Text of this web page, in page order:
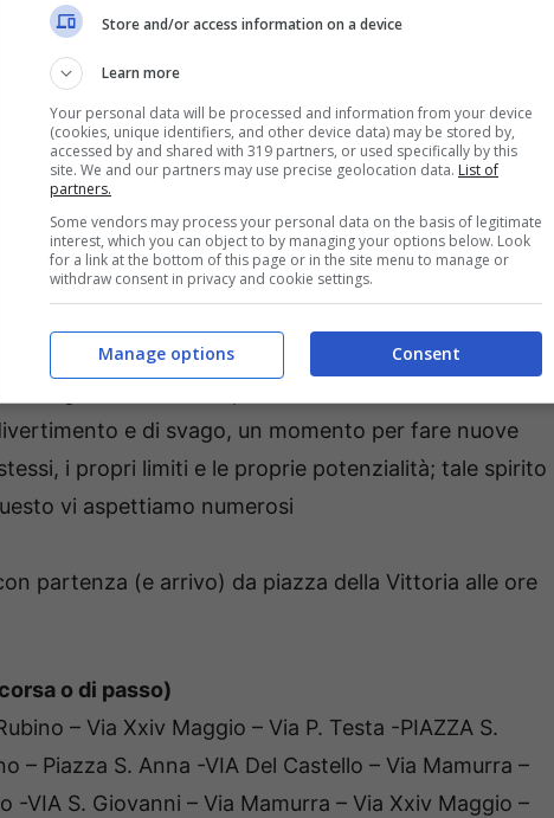
ha avuto luogo la gara competitiva di 10 Km
di circa 1000 atleti, un risultato storico in
il sud pontino, ma anche per l’intera provincia di
avrebbe dovuto svolgersi anche una stracittadina,
in passato, riservata a tutti gli amanti della
ne hanno determinato il rinvio.
Formia” la Poligolfo intende incoronare la
del 13-14 febbraio e condivedere tale gioia con chi
alla stracittadina anche i podisti e gli atleti della
giovanile che in quello amatoriale.
e di svago, un momento per fare nuove
i propri limiti e le proprie potenzialità; tale spirito
vi aspettiamo numerosi
partenza (e arrivo) da piazza della Vittoria alle ore
o di passo)
– Via Xxiv Maggio – Via P. Testa -PIAZZA S.
– Piazza S. Anna -VIA Del Castello – Via Mamurra –
-VIA S. Giovanni – Via Mamurra – Via Xxiv Maggio –
Store and/or access information on a device
Learn more
Your personal data will be processed and information from your device
(cookies, unique identifiers, and other device data) may be stored by,
accessed by and shared with 319 partners, or used specifically by this
site. We and our partners may use precise geolocation data. List of
partners.
Some vendors may process your personal data on the basis of legitimate
interest, which you can object to by managing your options below. Look
for a link at the bottom of this page or in the site menu to manage or
withdraw consent in privacy and cookie settings.
Consent
Manage options